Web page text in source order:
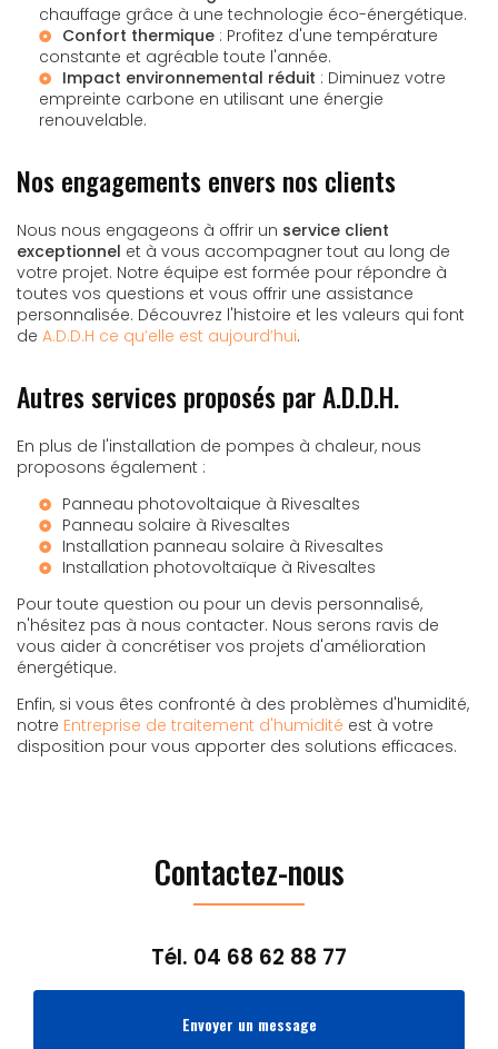
chauffage grâce à une technologie éco-énergétique.
Confort thermique : Profitez d'une température
constante et agréable toute l'année.
Impact environnemental réduit : Diminuez votre
empreinte carbone en utilisant une énergie
renouvelable.
Nos engagements envers nos clients
Nous nous engageons à offrir un service client
exceptionnel et à vous accompagner tout au long de
votre projet. Notre équipe est formée pour répondre à
toutes vos questions et vous offrir une assistance
personnalisée. Découvrez l'histoire et les valeurs qui font
de A.D.D.H ce qu’elle est aujourd’hui.
Autres services proposés par A.D.D.H.
En plus de l'installation de pompes à chaleur, nous
proposons également :
Panneau photovoltaique à Rivesaltes
Panneau solaire à Rivesaltes
Installation panneau solaire à Rivesaltes
Installation photovoltaïque à Rivesaltes
Pour toute question ou pour un devis personnalisé,
n'hésitez pas à nous contacter. Nous serons ravis de
vous aider à concrétiser vos projets d'amélioration
énergétique.
Enfin, si vous êtes confronté à des problèmes d'humidité,
notre Entreprise de traitement d'humidité est à votre
disposition pour vous apporter des solutions efficaces.
Contactez-nous
Tél. 04 68 62 88 77
Envoyer un message